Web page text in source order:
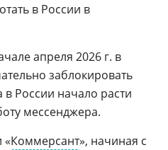
в России в
апреля 2026 г. в
заблокировать
России начало расти
мессенджера.
«Коммерсант», начиная с